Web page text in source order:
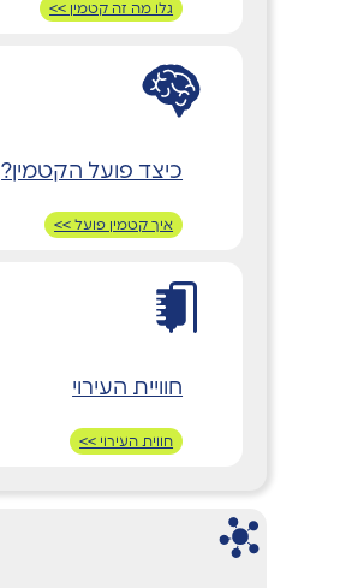
גלו מה זה קטמין >>
כיצד פועל הקטמין?
איך קטמין פועל >>
חוויית העירוי
חווית העירוי >>